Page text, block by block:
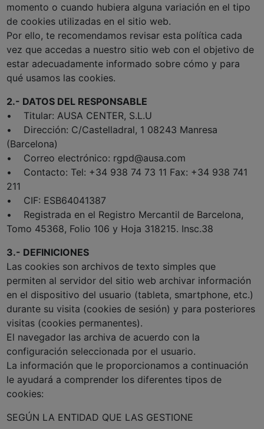
momento o cuando hubiera alguna variación en el tipo
de cookies utilizadas en el sitio web.
Por ello, te recomendamos revisar esta política cada
vez que accedas a nuestro sitio web con el objetivo de
estar adecuadamente informado sobre cómo y para
qué usamos las cookies.
2.- DATOS DEL RESPONSABLE
• Titular: AUSA CENTER, S.L.U
• Dirección: C/Castelladral, 1 08243 Manresa
(Barcelona)
• Correo electrónico: rgpd@ausa.com
• Contacto: Tel: +34 938 74 73 11 Fax: +34 938 741
211
• CIF: ESB64041387
• Registrada en el Registro Mercantil de Barcelona,
Tomo 45368, Folio 106 y Hoja 318215. Insc.38
3.- DEFINICIONES
Las cookies son archivos de texto simples que
permiten al servidor del sitio web archivar información
en el dispositivo del usuario (tableta, smartphone, etc.)
durante su visita (cookies de sesión) y para posteriores
visitas (cookies permanentes).
El navegador las archiva de acuerdo con la
configuración seleccionada por el usuario.
La información que le proporcionamos a continuación
le ayudará a comprender los diferentes tipos de
cookies:
SEGÚN LA ENTIDAD QUE LAS GESTIONE